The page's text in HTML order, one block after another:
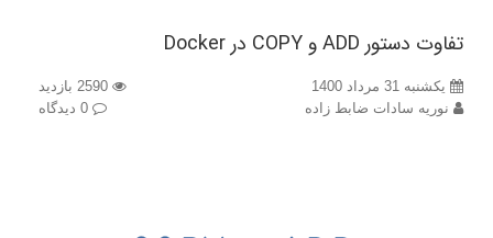
تفاوت دستور ADD و COPY در Docker
یکشنبه 31 مرداد 1400
نوریه سادات ضابط زاده